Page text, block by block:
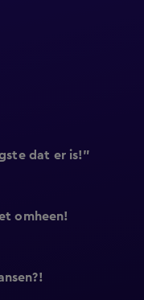
dat er is!"
omheen!